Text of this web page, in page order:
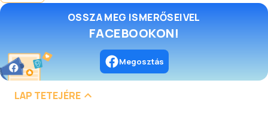
OSSZA MEG ISMERŐSEIVEL
FACEBOOKON!
Megosztás
LAP TETEJÉRE